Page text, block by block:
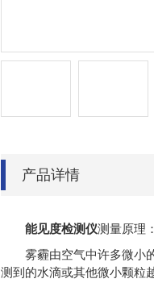
产品详情
能见度检测仪测量原理：
雾霾由空气中许多微小
测到的水滴或其他微小颗粒